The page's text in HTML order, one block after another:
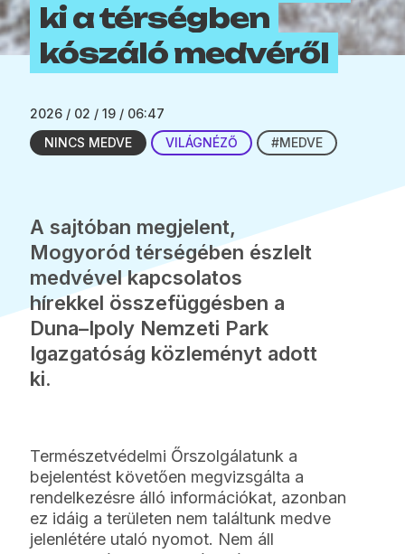
ki a térségben
kószáló medvéről
2026 / 02 / 19 / 06:47
NINCS MEDVE
VILÁGNÉZŐ #MEDVE
A sajtóban megjelent,
Mogyoród térségében észlelt
medvével kapcsolatos
hírekkel összefüggésben a
Duna–Ipoly Nemzeti Park
Igazgatóság közleményt adott
ki.
Természetvédelmi Őrszolgálatunk a
bejelentést követően megvizsgálta a
rendelkezésre álló információkat, azonban
ez idáig a területen nem találtunk medve
jelenlétére utaló nyomot. Nem áll